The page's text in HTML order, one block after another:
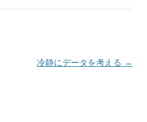
冷静にデータを考える →